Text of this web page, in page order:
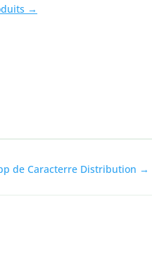
→
de Caracterre Distribution →